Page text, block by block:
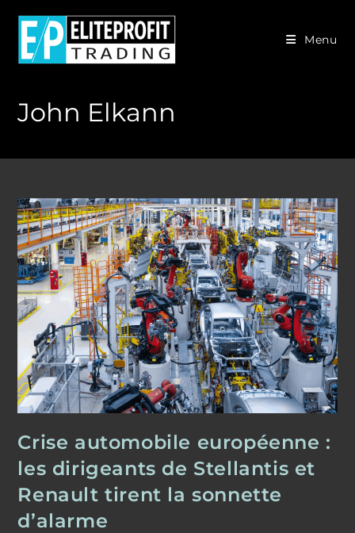
content
Menu
John Elkann
Crise automobile européenne :
les dirigeants de Stellantis et
Renault tirent la sonnette
d’alarme